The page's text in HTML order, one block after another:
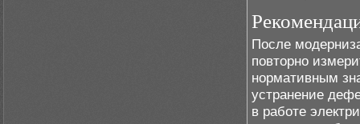
После
повторно
нормативным
устранение
в работе